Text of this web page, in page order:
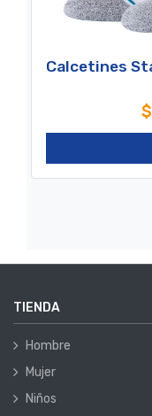
$
TIENDA
Hombre
Mujer
Niños